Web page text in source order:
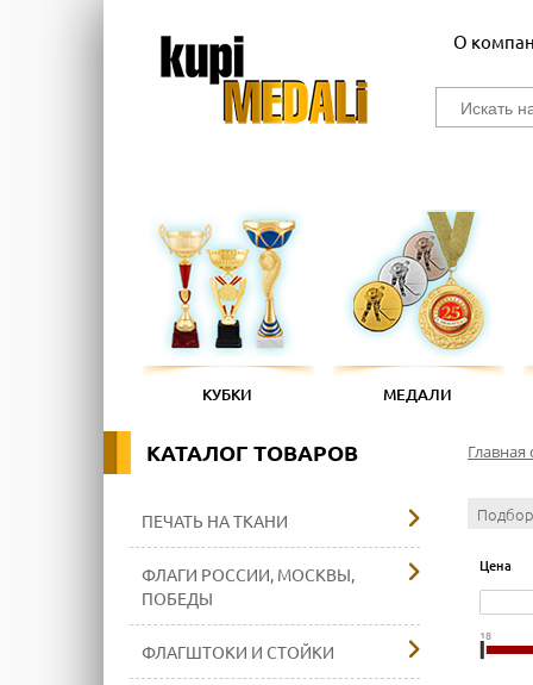
О
КУБКИ МЕДАЛИ
КАТАЛОГ ТОВАРОВ
ПЕЧАТЬ НА ТКАНИ
ФЛАГИ РОССИИ, МОСКВЫ,
ПОБЕДЫ
ФЛАГШТОКИ И СТОЙКИ
Главная
Цена
18